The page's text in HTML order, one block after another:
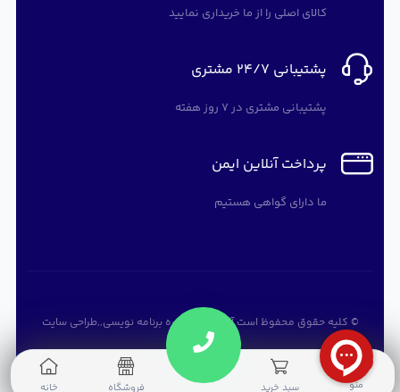
کالای اصلی را از ما خریداری نمایید
پشتیبانی 24/7 مشتری
پشتیبانی مشتری در 7 روز هفته
پرداخت آنلاین ایمن
ما دارای گواهی هستیم
© کلیه حقوق محفوظ استآرته سافت دوره برنامه نویسی,,طراحی سایت
منو
0
سبد خرید فروشگاه خانه